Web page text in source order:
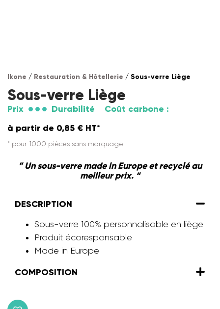
Ikone / Restauration & Hôtellerie / Sous-verre Liège
Sous-verre Liège
Prix Durabilité
Coût carbone :
à partir de 0,85 € HT*
* pour 1000 pièces sans marquage
” Un sous-verre made in Europe et recyclé au
meilleur prix. “
DESCRIPTION
Sous-verre 100% personnalisable en liège
Produit écoresponsable
Made in Europe
COMPOSITION